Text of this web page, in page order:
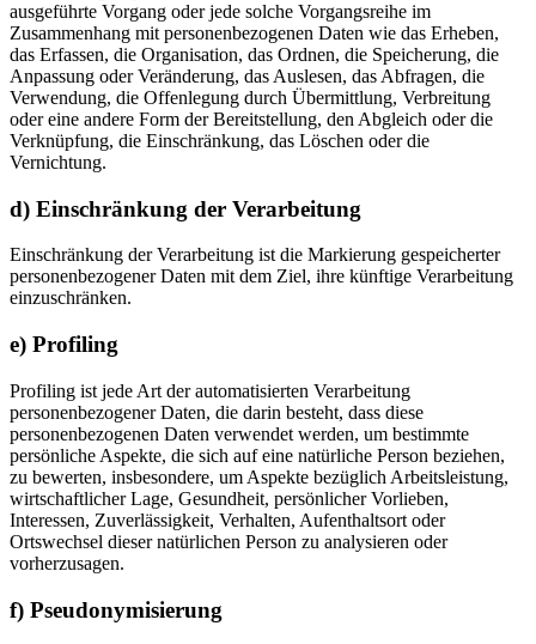
ausgeführte Vorgang oder jede solche Vorgangsreihe im
Zusammenhang mit personenbezogenen Daten wie das Erheben,
das Erfassen, die Organisation, das Ordnen, die Speicherung, die
Anpassung oder Veränderung, das Auslesen, das Abfragen, die
Verwendung, die Offenlegung durch Übermittlung, Verbreitung
oder eine andere Form der Bereitstellung, den Abgleich oder die
Verknüpfung, die Einschränkung, das Löschen oder die
Vernichtung.
d) Einschränkung der Verarbeitung
Einschränkung der Verarbeitung ist die Markierung gespeicherter
personenbezogener Daten mit dem Ziel, ihre künftige Verarbeitung
einzuschränken.
e) Profiling
Profiling ist jede Art der automatisierten Verarbeitung
personenbezogener Daten, die darin besteht, dass diese
personenbezogenen Daten verwendet werden, um bestimmte
persönliche Aspekte, die sich auf eine natürliche Person beziehen,
zu bewerten, insbesondere, um Aspekte bezüglich Arbeitsleistung,
wirtschaftlicher Lage, Gesundheit, persönlicher Vorlieben,
Interessen, Zuverlässigkeit, Verhalten, Aufenthaltsort oder
Ortswechsel dieser natürlichen Person zu analysieren oder
vorherzusagen.
f) Pseudonymisierung